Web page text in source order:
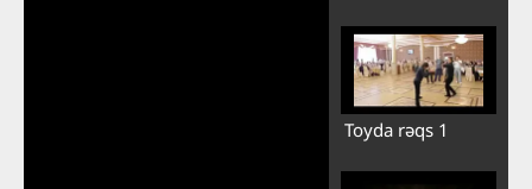
Toyda rəqs 1